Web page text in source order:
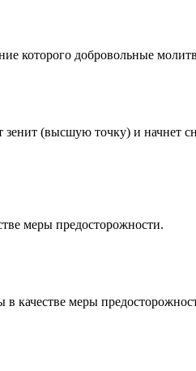
которого добровольные
зенит (высшую точку) и
меры предосторожности.
качестве меры